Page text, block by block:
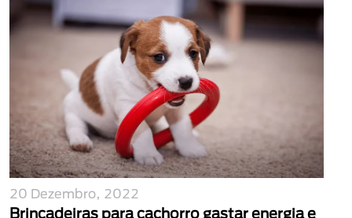
20 Dezembro, 2022
Brincadeiras para cachorro gastar energia e